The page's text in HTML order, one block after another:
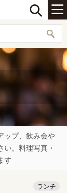
ップ、飲み会や
。料理写真・
す
ランチ